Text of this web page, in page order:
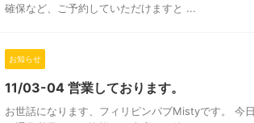
確保など、ご予約していただけますと ...
お知らせ
11/03-04 営業しております。
お世話になります、フィリピンパブMistyです。 今